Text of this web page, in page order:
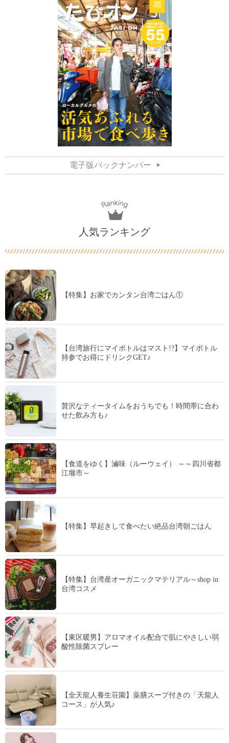
電子版バックナンバー
人気ランキング
【特集】お家でカンタン台湾ごはん①
【台湾旅行にマイボトルはマスト!?】マイボトル
持参でお得にドリンクGET♪
贅沢なティータイムをおうちでも！時間帯に合わ
せた飲み方も♪
【食道をゆく】滷味（ルーウェイ） ～～四川省都
江堰市～
【特集】早起きして食べたい絶品台湾朝ごはん
【特集】台湾産オーガニックマテリアル～shop in
台湾コスメ
【東区暖男】アロマオイル配合で肌にやさしい弱
酸性除菌スプレー
【全天龍人養生荘園】薬膳スープ付きの「天龍人
コース」が人気♪